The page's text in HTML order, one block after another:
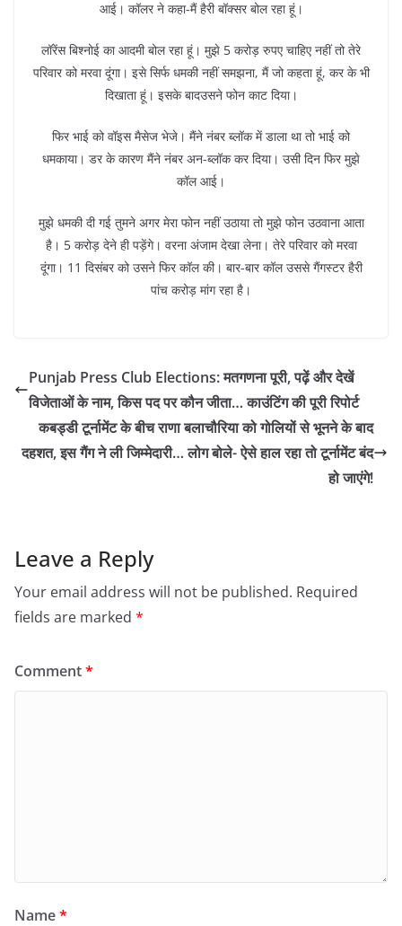
आई। कॉलर ने कहा-मैं हैरी बॉक्सर बोल रहा हूं।
लॉरेंस बिश्नोई का आदमी बोल रहा हूं। मुझे 5 करोड़ रुपए चाहिए नहीं तो तेरे
परिवार को मरवा दूंगा। इसे सिर्फ धमकी नहीं समझना, मैं जो कहता हूं, कर के भी
दिखाता हूं। इसके बादउसने फोन काट दिया।
फिर भाई को वॉइस मैसेज भेजे। मैंने नंबर ब्लॉक में डाला था तो भाई को
धमकाया। डर के कारण मैंने नंबर अन-ब्लॉक कर दिया। उसी दिन फिर मुझे
कॉल आई।
मुझे धमकी दी गई तुमने अगर मेरा फोन नहीं उठाया तो मुझे फोन उठवाना आता
है। 5 करोड़ देने ही पड़ेंगे। वरना अंजाम देखा लेना। तेरे परिवार को मरवा
दूंगा। 11 दिसंबर को उसने फिर कॉल की। बार-बार कॉल उससे गैंगस्टर हैरी
पांच करोड़ मांग रहा है।
Punjab Press Club Elections: मतगणना पूरी, पढ़ें और देखें
विजेताओं के नाम, किस पद पर कौन जीता… काउंटिंग की पूरी रिपोर्ट
कबड्डी टूर्नामेंट के बीच राणा बलाचौरिया को गोलियों से भूनने के बाद
दहशत, इस गैंग ने ली जिम्मेदारी… लोग बोले- ऐसे हाल रहा तो टूर्नामेंट बंद
हो जाएंगे!
Leave a Reply
Your email address will not be published. Required
fields are marked *
Comment*
Name*